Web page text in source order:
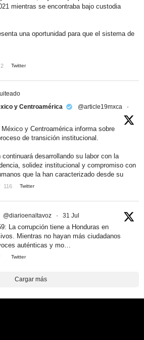
mientras se encontraba bajo custodia
una oportunidad para que el sistema de
2 Twitter
y Centroamérica
@article19mxca
·
y Centroamérica informa sobre
de transición institucional.
continuará desarrollando su labor con la
solidez institucional y compromiso con
que la han caracterizado desde su
116 Twitter
@diarioenaltavoz · 31 Jul
La corrupción tiene a Honduras en
Mientras no hayan más ciudadanos
auténticas y mo…
Twitter
Cargar más